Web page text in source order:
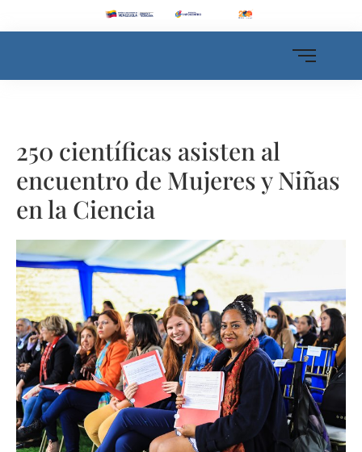
250 científicas asisten al
encuentro de Mujeres y Niñas
en la Ciencia